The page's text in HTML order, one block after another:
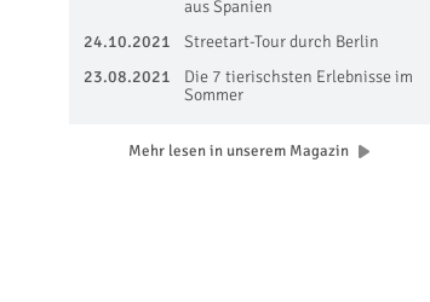
aus Spanien
24.10.2021
Streetart-Tour durch Berlin
23.08.2021
Die 7 tierischsten Erlebnisse im
Sommer
Mehr lesen in unserem Magazin